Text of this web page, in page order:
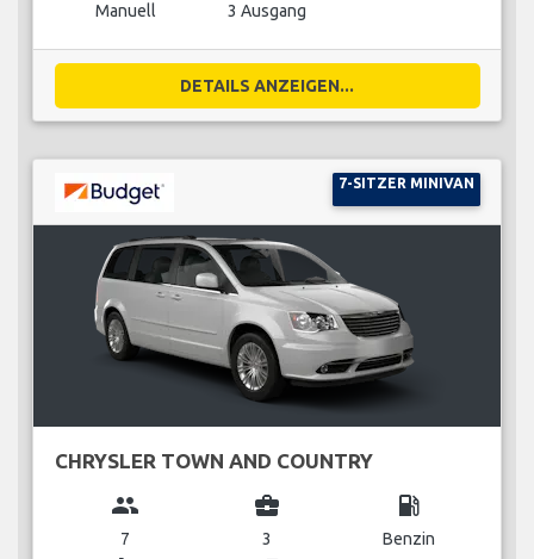
Manuell 3 Ausgang
DETAILS ANZEIGEN...
7-SITZER MINIVAN
CHRYSLER TOWN AND COUNTRY
group
7
business_center
3
local_gas_station
Benzin